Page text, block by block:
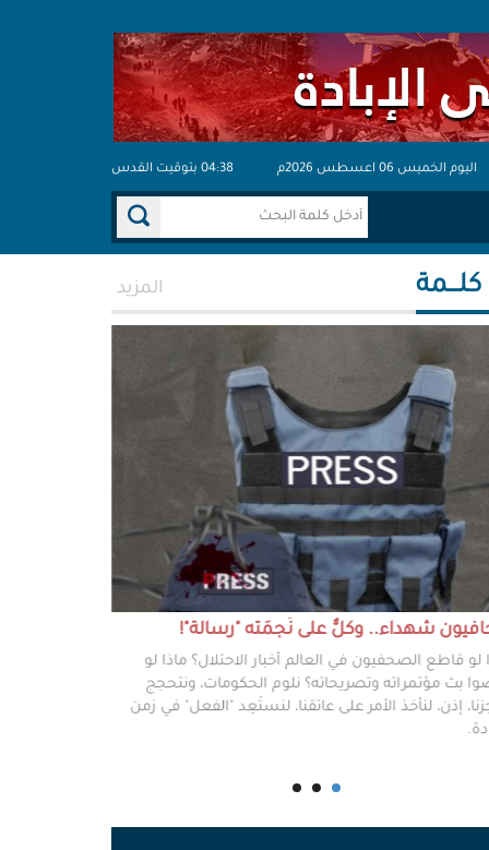
اليوم الخميس 06 اعسطس 2026م 04:38 بتوقيت القدس
كلـــمة المزيد
شهداء.. وكلٌّ على نَجمَته "رسالة"!
لو قاطع الصحفيون في العالم أخبار الاحتلال؟ ماذا لو
بث مؤتمراته وتصريحاته؟ نلوم الحكومات، ونتحجج
إذن، لنأخذ الأمر على عاتقنا، لنستَعِد "الفعل" في زمن